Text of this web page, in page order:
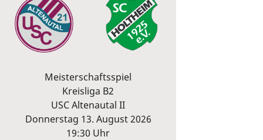
Meisterschaftsspiel
Kreisliga B2
USC Altenautal II
Donnerstag 13. August 2026
19:30 Uhr